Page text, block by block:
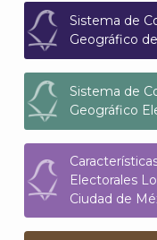
Sistema de
Geográfico
Sistema de
Geográfico
Electorales
Ciudad de